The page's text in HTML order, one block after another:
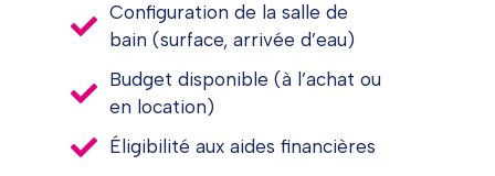
Configuration de la salle de
bain (surface, arrivée d’eau)
Budget disponible (à l’achat ou
en location)
Éligibilité aux aides financières